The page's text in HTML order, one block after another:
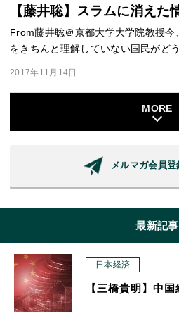
【藤井聡】スラムに消えた
From藤井聡＠京都大学大学院教授今
をきちんと理解していない国民がど
2017年11月14日
MORE
メルマガ会員登
最新記事
日本経済
【三橋貴明】中